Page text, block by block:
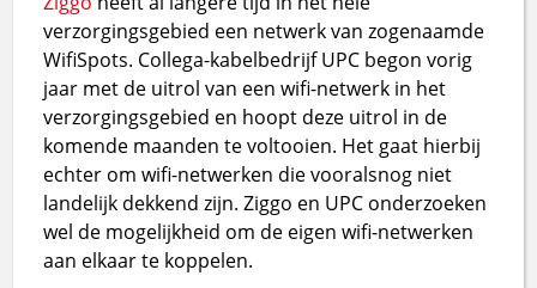
verzorgingsgebied een netwerk van zogenaamde
WifiSpots. Collega-kabelbedrijf UPC begon vorig
jaar met de uitrol van een wifi-netwerk in het
verzorgingsgebied en hoopt deze uitrol in de
komende maanden te voltooien. Het gaat hierbij
echter om wifi-netwerken die vooralsnog niet
landelijk dekkend zijn. Ziggo en UPC onderzoeken
wel de mogelijkheid om de eigen wifi-netwerken
aan elkaar te koppelen.